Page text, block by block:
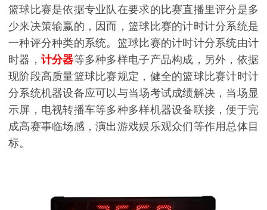
篮球比赛是依据专业队在要求的比赛直播里评分是多
少来决策输赢的，因而，篮球比赛的计时计分系统是
一种评分种类的系统。篮球比赛的计时计分系统由计
时器， 计分器等多种多样电子产品构成，另外，依据
现阶段高质量篮球比赛规定，健全的篮球比赛计时计
分系统机器设备应可以与当场考试成绩解决，当场显
示屏，电视转播车等多种多样机器设备联接，便于完
成高赛事临场感，演出游戏娱乐观众们等作用总体目
标。